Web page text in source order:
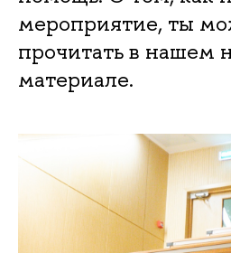
мероприятие, ты
прочитать в нашем
материале.